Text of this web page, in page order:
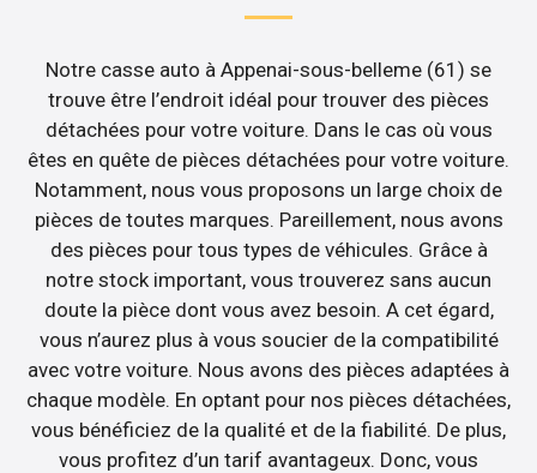
Notre casse auto à Appenai-sous-belleme (61) se
trouve être l’endroit idéal pour trouver des pièces
détachées pour votre voiture. Dans le cas où vous
êtes en quête de pièces détachées pour votre voiture.
Notamment, nous vous proposons un large choix de
pièces de toutes marques. Pareillement, nous avons
des pièces pour tous types de véhicules. Grâce à
notre stock important, vous trouverez sans aucun
doute la pièce dont vous avez besoin. A cet égard,
vous n’aurez plus à vous soucier de la compatibilité
avec votre voiture. Nous avons des pièces adaptées à
chaque modèle. En optant pour nos pièces détachées,
vous bénéficiez de la qualité et de la fiabilité. De plus,
vous profitez d’un tarif avantageux. Donc, vous